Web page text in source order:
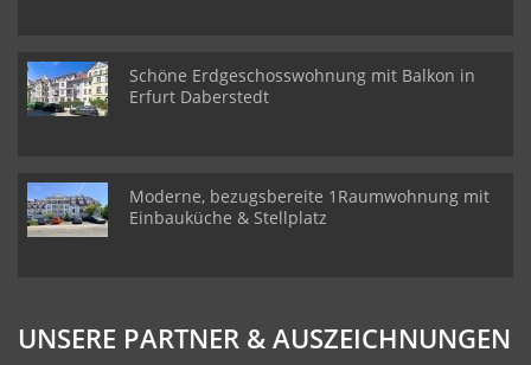
Schöne Erdgeschosswohnung mit Balkon in
Erfurt Daberstedt
Moderne, bezugsbereite 1Raumwohnung mit
Einbauküche & Stellplatz
UNSERE PARTNER & AUSZEICHNUNGEN